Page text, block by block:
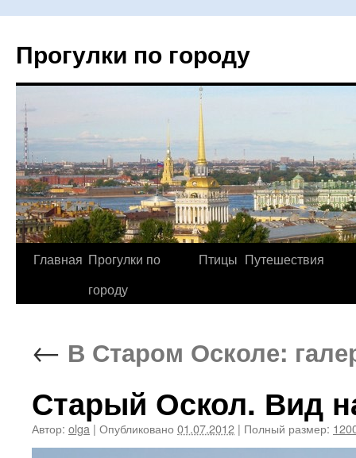
Прогулки по городу
Перейти
Главная Прогулки по
городу
Птицы Путешествия
← В Старом Осколе:
Старый Оскол. Вид
Автор: olga | Опубликовано 01.07.2012 | Полный размер: